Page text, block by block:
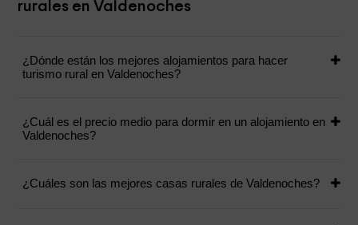
rurales en Valdenoches
¿Dónde están los mejores alojamientos para hacer
turismo rural en Valdenoches?
¿Cuál es el precio medio para dormir en un alojamiento en
Valdenoches?
¿Cuáles son las mejores casas rurales de Valdenoches?